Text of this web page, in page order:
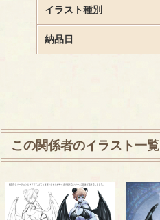
イラスト種別
納品日
この関係者のイラスト一覧